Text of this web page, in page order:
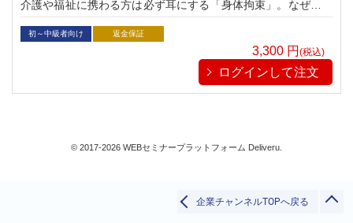
介護や福祉に携わる方は必ず耳にする「身体拘束」。なぜ問題
なのか、どんなリスクがあるのかきちんと理解されています
か？グレーゾーンや前段階の不適切なケアの事例も交えながら
初～中級者向け 返金保証
3,300 円 (税込)
ログインして注文
企業チャンネルTOPへ戻る
© 2017-2026 WEBセミナープラットフォーム Deliveru.